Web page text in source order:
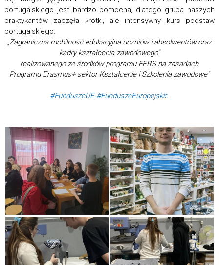
portugalskiego jest bardzo pomocna, dlatego grupa naszych
praktykantów zaczęła krótki, ale intensywny kurs podstaw
portugalskiego.
„Zagraniczna mobilność edukacyjna uczniów i absolwentów oraz
kadry kształcenia zawodowego”
realizowanego ze środków programu FERS na zasadach
Programu Erasmus+ sektor Kształcenie i Szkolenia zawodowe"
#FunduszeUE #FunduszeEuropejskie